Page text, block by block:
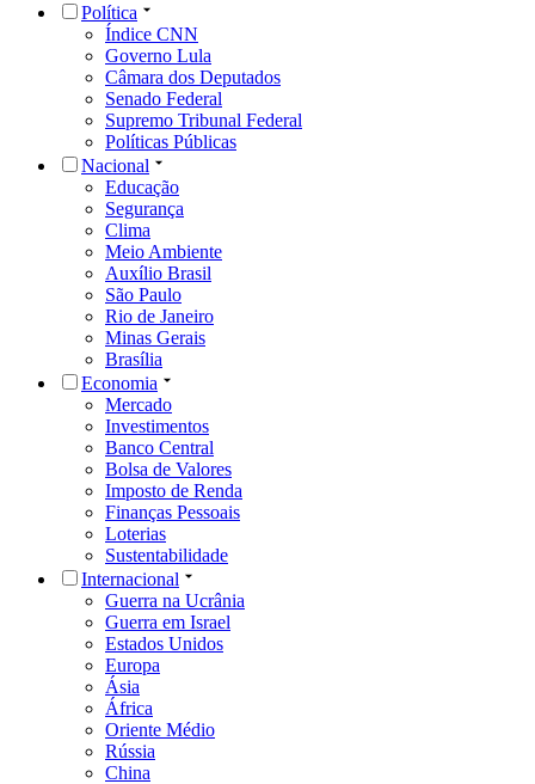
Política
Índice CNN
Governo Lula
Câmara dos Deputados
Senado Federal
Supremo Tribunal Federal
Políticas Públicas
Nacional
Educação
Segurança
Clima
Meio Ambiente
Auxílio Brasil
São Paulo
Rio de Janeiro
Minas Gerais
Brasília
Economia
Mercado
Investimentos
Banco Central
Bolsa de Valores
Imposto de Renda
Finanças Pessoais
Loterias
Sustentabilidade
Internacional
Guerra na Ucrânia
Guerra em Israel
Estados Unidos
Europa
Ásia
África
Oriente Médio
Rússia
China